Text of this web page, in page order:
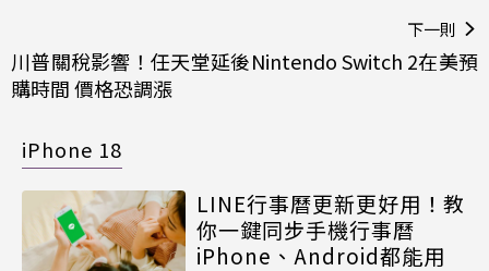
下一則
川普關稅影響！任天堂延後Nintendo Switch 2在美預
購時間 價格恐調漲
iPhone 18
LINE行事曆更新更好用！教
你一鍵同步手機行事曆
iPhone、Android都能用